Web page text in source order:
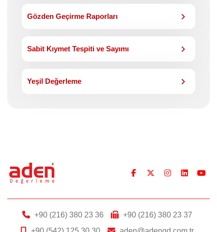
Gözden Geçirme Raporları
Sabit Kıymet Tespiti ve Sayımı
Yeşil Değerleme
+90 (216) 380 23 36
+90 (216) 380 23 37